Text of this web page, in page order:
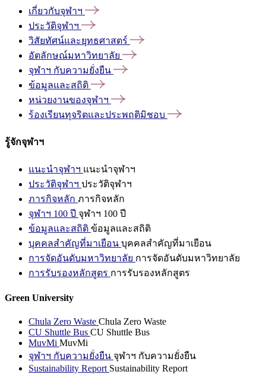
เกี่ยวกับจุฬาฯ
ประวัติจุฬาฯ
วิสัยทัศน์และยุทธศาสตร์
อัตลักษณ์มหาวิทยาลัย
จุฬาฯ กับความยั่งยืน
ข้อมูลและสถิติ
หน่วยงานของจุฬาฯ
ร้องเรียนทุจริตและประพฤติมิชอบ
รู้จักจุฬาฯ
แนะนำจุฬาฯ แนะนำจุฬาฯ
ประวัติจุฬาฯ ประวัติจุฬาฯ
ภารกิจหลัก ภารกิจหลัก
จุฬาฯ 100 ปี จุฬาฯ 100 ปี
ข้อมูลและสถิติ ข้อมูลและสถิติ
บุคคลสำคัญที่มาเยือน บุคคลสำคัญที่มาเยือน
การจัดอันดับมหาวิทยาลัย การจัดอันดับมหาวิทยาลัย
การรับรองหลักสูตร การรับรองหลักสูตร
Green University
Chula Zero Waste Chula Zero Waste
CU Shuttle Bus CU Shuttle Bus
MuvMi MuvMi
จุฬาฯ กับความยั่งยืน จุฬาฯ กับความยั่งยืน
Sustainability Report Sustainability Report